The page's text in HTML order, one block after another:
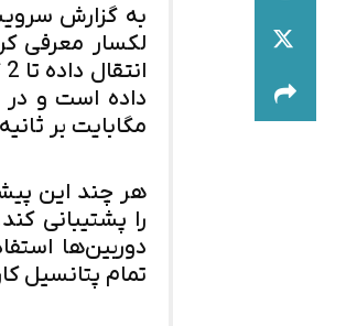
به گزارش
مگابایت بر
هر چند این
را پشتیبانی
تمام پتانسیل